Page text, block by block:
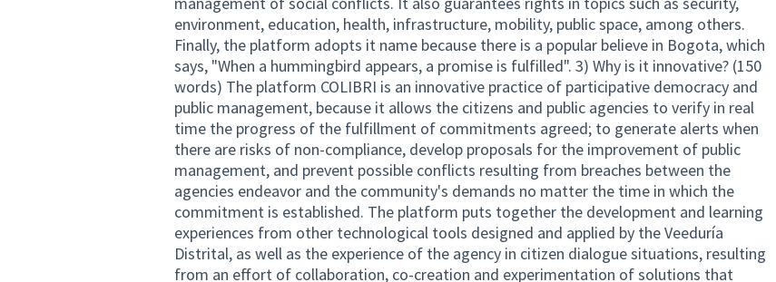
environment, education, health, infrastructure, mobility, public space, among others.
Finally, the platform adopts it name because there is a popular believe in Bogota, which
says, "When a hummingbird appears, a promise is fulfilled". 3) Why is it innovative? (150
words) The platform COLIBRI is an innovative practice of participative democracy and
public management, because it allows the citizens and public agencies to verify in real
time the progress of the fulfillment of commitments agreed; to generate alerts when
there are risks of non-compliance, develop proposals for the improvement of public
management, and prevent possible conflicts resulting from breaches between the
agencies endeavor and the community's demands no matter the time in which the
commitment is established. The platform puts together the development and learning
experiences from other technological tools designed and applied by the Veeduría
Distrital, as well as the experience of the agency in citizen dialogue situations, resulting
from an effort of collaboration, co-creation and experimentation of solutions that